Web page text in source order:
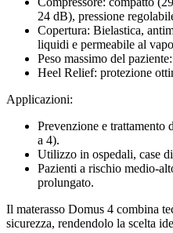
24 dB), pressione
Copertura: Bielastica,
liquidi e permeabile al
Peso massimo del
Heel Relief: protezione
Applicazioni:
Prevenzione e trattamento
a 4).
Utilizzo in ospedali, case
Pazienti a rischio medio-
prolungato.
Il materasso Domus 4 combina
sicurezza, rendendolo la scelta